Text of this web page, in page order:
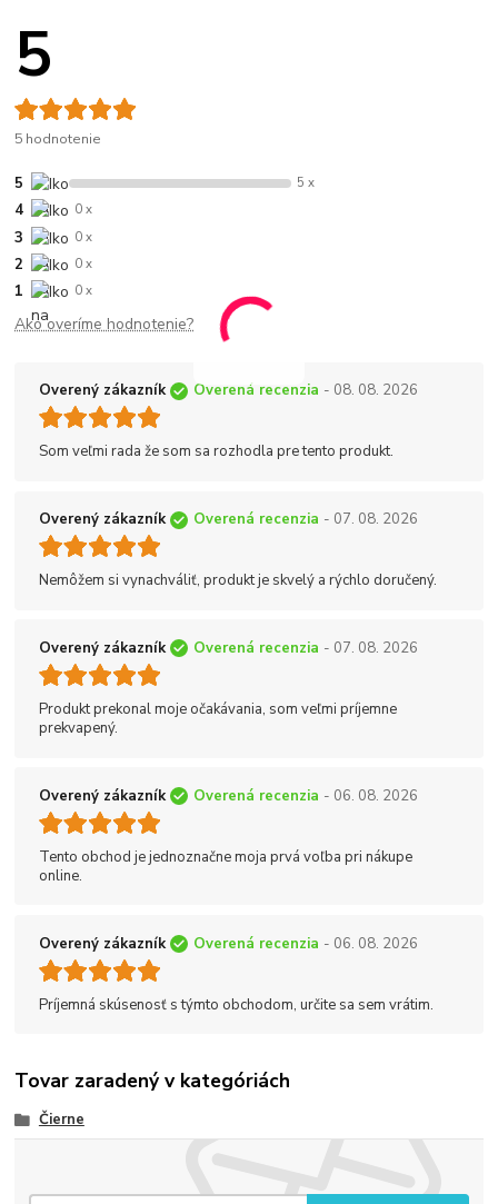
5
5 hodnotenie
5 5 x
4 0 x
3 0 x
2 0 x
1 0 x
Ako overíme hodnotenie?
Overený zákazník Overená recenzia - 08. 08. 2026
Som veľmi rada že som sa rozhodla pre tento produkt.
Overený zákazník Overená recenzia - 07. 08. 2026
Nemôžem si vynachváliť, produkt je skvelý a rýchlo doručený.
Overený zákazník Overená recenzia - 07. 08. 2026
Produkt prekonal moje očakávania, som veľmi príjemne
prekvapený.
Overený zákazník Overená recenzia - 06. 08. 2026
Tento obchod je jednoznačne moja prvá voľba pri nákupe
online.
Overený zákazník Overená recenzia - 06. 08. 2026
Príjemná skúsenosť s týmto obchodom, určite sa sem vrátim.
Tovar zaradený v kategóriách
Čierne